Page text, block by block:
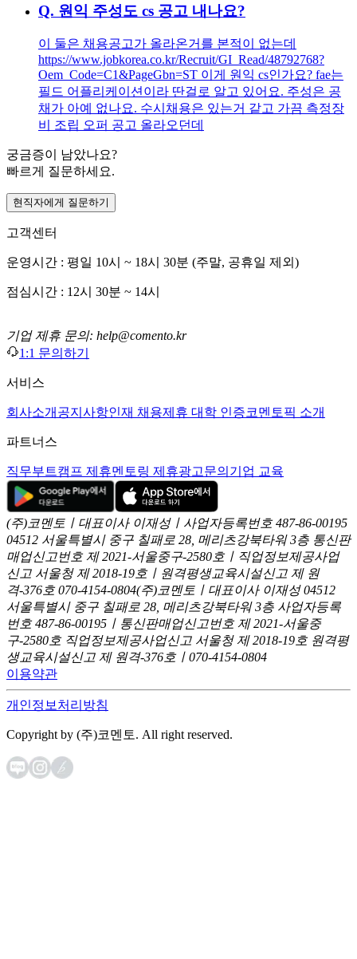
Q. 원익 주성도 cs 공고 내나요?
이 둘은 채용공고가 올라온거를 본적이 없는데
https://www.jobkorea.co.kr/Recruit/GI_Read/48792768?
Oem_Code=C1&PageGbn=ST 이게 원익 cs인가요? fae는
필드 어플리케이션이라 딴걸로 알고 있어요. 주성은 공
채가 아예 없나요. 수시채용은 있는거 같고 가끔 측정장
비 조립 오퍼 공고 올라오던데
궁금증이 남았나요?
빠르게 질문하세요.
현직자에게 질문하기
고객센터
운영시간 : 평일 10시 ~ 18시 30분 (주말, 공휴일 제외)
점심시간 : 12시 30분 ~ 14시
기업 제휴 문의: help@comento.kr
1:1 문의하기
서비스
회사소개 공지사항인재 채용제휴 대학 인증코멘토픽 소개
파트너스
직무부트캠프 제휴멘토링 제휴광고문의 기업 교육
(주)코멘토ㅣ대표이사 이재성ㅣ사업자등록번호 487-86-00195
04512 서울특별시 중구 칠패로 28, 메리츠강북타워 3층 통신판
매업신고번호 제 2021-서울중구-2580호ㅣ직업정보제공사업
신고 서울청 제 2018-19호ㅣ원격평생교육시설신고 제 원
격-376호 070-4154-0804(주)코멘토ㅣ대표이사 이재성 04512
서울특별시 중구 칠패로 28, 메리츠강북타워 3층 사업자등록
번호 487-86-00195ㅣ통신판매업신고번호 제 2021-서울중
구-2580호 직업정보제공사업신고 서울청 제 2018-19호 원격평
생교육시설신고 제 원격-376호ㅣ070-4154-0804
이용약관
개인정보처리방침
Copyright by (주)코멘토. All right reserved.